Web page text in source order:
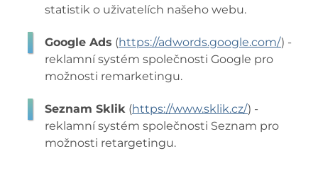
statistik o uživatelích našeho webu.
Google Ads (https://adwords.google.com/) -
reklamní systém společnosti Google pro
možnosti remarketingu.
Seznam Sklik (https://www.sklik.cz/) -
reklamní systém společnosti Seznam pro
možnosti retargetingu.